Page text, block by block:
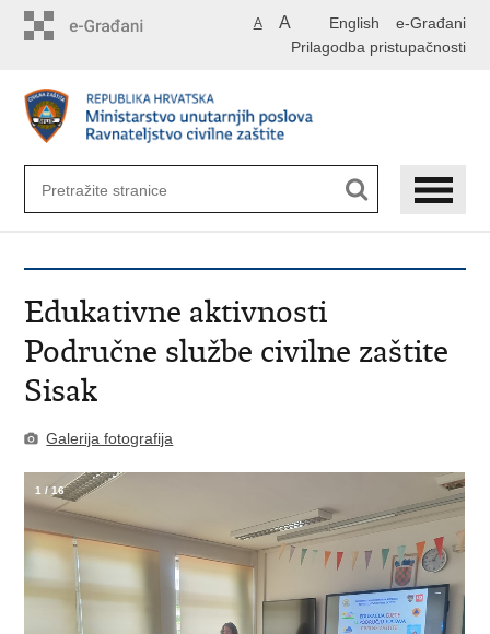
English e-Građani
A A
Prilagodba pristupačnosti
Edukativne aktivnosti
Područne službe civilne zaštite
Sisak
Galerija fotografija
1 /16